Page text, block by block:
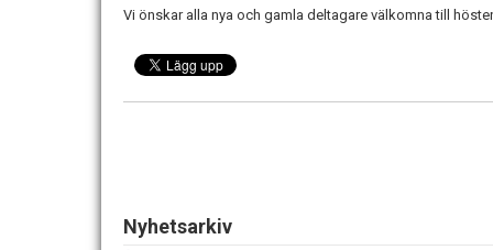
Vi önskar alla nya och gamla deltagare välkomna till
Nyhetsarkiv